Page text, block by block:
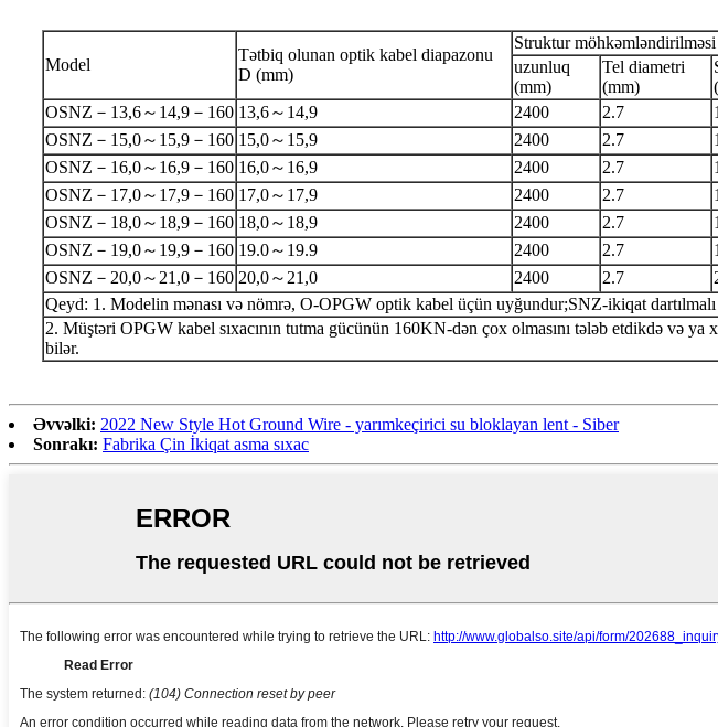
Model
Tətbiq olunan optik kabel diapazonu
D (mm)
Struktur möhkəmləndirilməsi
uzunluq
(mm)
Tel diametri
(mm)
OSNZ－13,6～14,9－160 13,6～14,9 2400 2.7
OSNZ－15,0～15,9－160 15,0～15,9 2400 2.7
OSNZ－16,0～16,9－160 16,0～16,9 2400 2.7
OSNZ－17,0～17,9－160 17,0～17,9 2400 2.7
OSNZ－18,0～18,9－160 18,0～18,9 2400 2.7
OSNZ－19,0～19,9－160 19.0～19.9 2400 2.7
OSNZ－20,0～21,0－160 20,0～21,0 2400 2.7
Qeyd: 1. Modelin mənası və nömrə, O-OPGW optik kabel üçün uyğundur;SNZ-ikiqat
2. Müştəri OPGW kabel sıxacının tutma gücünün 160KN-dən çox olmasını tələb etdikdə və
bilər.
Əvvəlki: 2022 New Style Hot Ground Wire - yarımkeçirici su bloklayan lent - Siber
Sonrakı: Fabrika Çin İkiqat asma sıxac